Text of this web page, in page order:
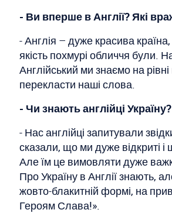
- Ви вперше в Англії? Які
- Англія – дуже красива
якість похмурі обличчя були.
Англійський ми знаємо на
перекласти наші слова.
- Чи знають англійці Україну?
- Нас англійці запитували
сказали, що ми дуже відкриті
Але їм це вимовляти дуже
Про Україну в Англії знають,
жовто-блакитній формі, на
Героям Слава!».